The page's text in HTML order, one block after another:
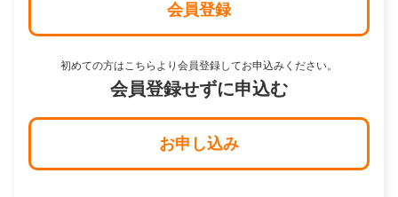
会員登録
初めての方はこちらより会員登録してお申込みください。
会員登録せずに申込む
お申し込み